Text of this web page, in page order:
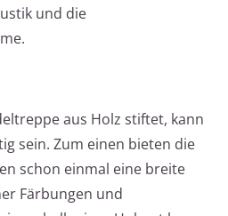
und die
aus Holz stiftet, kann
sein. Zum einen bieten die
schon einmal eine breite
Färbungen und